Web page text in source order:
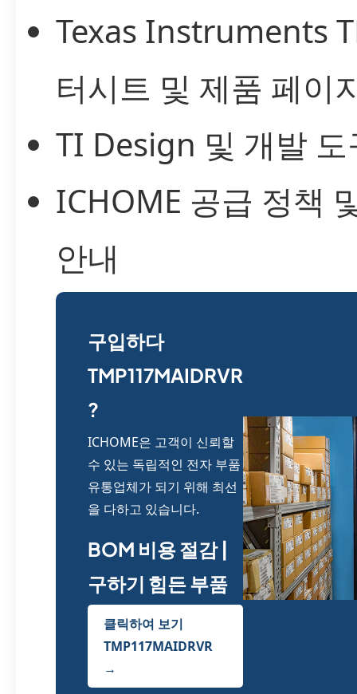
Texas Instruments
터시트 및 제품 페이
TI Design 및 개발
ICHOME 공급 정책
안내
구입하다
TMP117MAIDRVR
?
ICHOME은 고객이 신뢰할
수 있는 독립적인 전자 부품
유통업체가 되기 위해 최선
을 다하고 있습니다.
BOM 비용 절감 |
구하기 힘든 부품
클릭하여 보기
TMP117MAIDRVR
→